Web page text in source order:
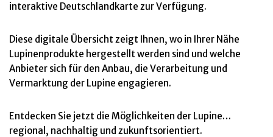
interaktive Deutschlandkarte zur Verfügung.
Diese digitale Übersicht zeigt Ihnen, wo in Ihrer Nähe
Lupinenprodukte hergestellt werden sind und welche
Anbieter sich für den Anbau, die Verarbeitung und
Vermarktung der Lupine engagieren.
Entdecken Sie jetzt die Möglichkeiten der Lupine…
regional, nachhaltig und zukunftsorientiert.